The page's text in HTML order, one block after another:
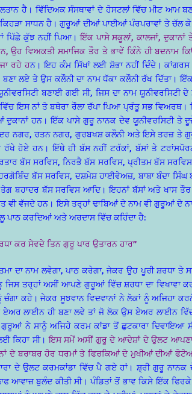
ਹੈ। ਵਿੱਦਿਅਕ ਸੰਸਥਾਵਾਂ ਦੇ ਹੋਸਟਲਾਂ ਵਿੱਚ ਮੀਟ ਆਮ
ਸਾਧਨ ਹੈ। ਗੁਰੂਆਂ ਦੀਆਂ ਪਾਈਆਂ ਪੰਰਪਰਾਵਾਂ ਤੇ ਚੱਲ
ਪਿੱਛੇ ਕੁੱਝ ਨਹੀਂ ਪਿਆ।ਇੱਕ ਪਾਸੇ ਸਕੂਲਾਂ, ਕਾਲਜਾਂ, ਦੁਕਾਨਾਂ
ਉਹ ਵਿਅਕਤੀ ਸਮਾਜਿਕ ਤੌਰ ਤੇ ਭਾਵੇਂ ਕਿੰਨੇ ਹੀ ਬਦਨਾਮ
ਰਹੇ ਹਨ। ਇਹ ਕੰਮ ਸਿੱਖਾਂ ਲਈ ਸ਼ੋਭਾ ਨਹੀਂ ਦਿੰਦੇ।
ਲਏ ਤੇ ਉਸ ਕਲੌਨੀ ਦਾ ਨਾਮ ਧੱਕਾ ਕਲੌਨੀ ਰੱਖ ਦਿੱਤਾ।
ਬਣਾਈ ਗਈ ਸੀ, ਜਿਸ ਦਾ ਨਾਮ
ਵਿੱਚ ਇਸ ਨਾਂ ਤੇ ਬਥੇਰਾ ਰੌਲਾ ਰੱਪਾ ਪਿਆ ਪ੍ਰੰਤੂ ਸਭ
ਹਨ। ਇੱਕ ਪਾਸੇ ਗੁਰੂ ਨਾਨਕ ਦੇਵ ਯੂਨੀਵਰਸਿਟੀ ਤੇ
ਨਗਰ, ਰਤਨ ਨਗਰ, ਗੁਰਬਖਸ਼ ਕਲੌਨੀ ਅਤੇ ਇਸੇ ਤਰਜ਼ ਤੇ
ਹੋਏ ਹਨ। ਇੱਥੇ ਹੀ ਬੱਸ ਨਹੀਂ ਟਰੱਕਾਂ, ਬੱਸਾਂ ਤੇ
ਬੱਸ ਸਰਵਿਸ, ਨਿਰਭੈ ਬੱਸ ਸਰਵਿਸ, ਪ੍ਰੀਤਮ ਬੱਸ
ਬੱਸ ਸਰਵਿਸ, ਦਸ਼ਮੇਸ਼ ਹਾਈਵੇਅਜ਼, ਬਾਬਾ ਬੰਦਾ
ਬਹਾਦਰ ਬੱਸ ਸਰਵਿਸ ਆਦਿ। ਇਹਨਾਂ ਬੱਸਾਂ ਅਤੇ ਖਾਸ
ਵੀ ਵੱਜਦੇ ਹਨ। ਇਸੇ ਤਰ੍ਹਾਂ ਢਾਬਿਆਂ ਦੇ ਨਾਮ ਵੀ ਗੁਰੂਆਂ ਦੇ
ਪਾਠ ਕਰਦਿਆਂ ਅਤੇ ਅਰਦਾਸ ਵਿੱਚ ਕਹਿੰਦਾ ਹੈ:
ਕਰ ਸੇਵਦੇ ਤਿਨ ਗੁਰੂ ਪਾਰ ਉਤਾਰਨ ਹਾਰ”
ਦਾ ਨਾਮ ਲਵੇਗਾ, ਪਾਠ ਕਰੇਗਾ, ਜੇਕਰ ਉਹ ਪੂਰੀ ਸ਼ਰਧਾ ਤੇ
ਜਿਸ ਤਰ੍ਹਾਂ ਅਸੀਂ ਆਪਣੇ ਗੁਰੂਆਂ ਵਿੱਚ ਸ਼ਰਧਾ ਦਾ ਵਿਖਾਵਾ
ਕਹੇ। ਜੇਕਰ ਸੂਝਵਾਨ ਵਿਦਵਾਨਾਂ ਨੇ ਲੋਕਾਂ ਨੂੰ ਅਜਿਹਾ
ਏਅਰ ਲਾਈਨ ਹੀ ਬਣਾ ਲਵੇ ਤਾਂ ਜੋ ਲੋਕ ਉਸ ਏਅਰ ਲਾਈਨ
ਗੁਰੂਆਂ ਨੇ ਸਾਨੂੰ ਅਜਿਹੇ ਕਰਮ ਕਾਂਡਾ ਤੋਂ ਛੁਟਕਾਰਾ ਦਿਵਾਇਆ
ਕਿਹਾ ਸੀ।ਇਸ ਸਮੇਂ ਅਸੀਂ ਗੁਰੂ ਦੇ ਆਦੇਸ਼ਾਂ ਦੇ ਉਲਟ
ਦੇ ਬਰਾਬਰ ਹੋਰ ਧਰਮਾਂ ਤੇ ਫਿਰਕਿਆਂ ਦੇ ਮੁਖੀਆਂ ਦੀਆਂ ਫੋਟੋਆਂ
ਦੇ ਉਲਟ ਕਰਮਕਾਂਡਾ ਵਿੱਚ ਪੈ ਗਏ ਹਾਂ। ਸ਼੍ਰੀ ਗੁਰੂ
ਆਵਾਜ਼ ਬੁਲੰਦ ਕੀਤੀ ਸੀ। ਪੰਡਿਤਾਂ ਤੋਂ ਭਾਵ ਕਿਸੇ ਇੱਕ